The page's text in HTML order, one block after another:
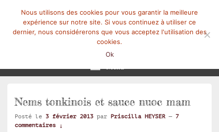
Nems tonkinois et sauce nuoc mam
Posté le 3 février 2013 par Priscilla HEYSER — 7
commentaires ↓
Nous utilisons des cookies pour vous garantir la meilleure
expérience sur notre site. Si vous continuez à utiliser ce
dernier, nous considérerons que vous acceptez l'utilisation des
cookies.
Ok